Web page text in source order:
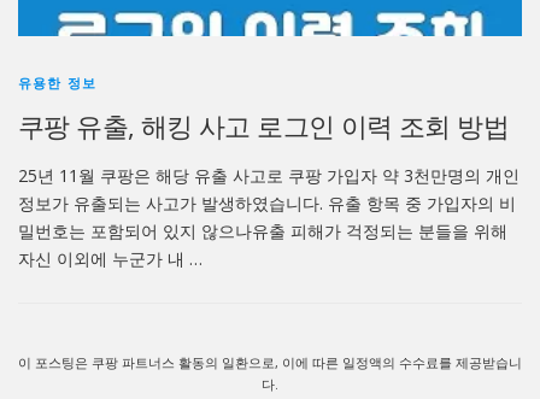
유용한 정보
쿠팡 유출, 해킹 사고 로그인 이력 조회 방법
25년 11월 쿠팡은 해당 유출 사고로 쿠팡 가입자 약 3천만명의 개인
정보가 유출되는 사고가 발생하였습니다. 유출 항목 중 가입자의 비
밀번호는 포함되어 있지 않으나유출 피해가 걱정되는 분들을 위해
자신 이외에 누군가 내 …
이 포스팅은 쿠팡 파트너스 활동의 일환으로, 이에 따른 일정액의 수수료를 제공받습니
다.